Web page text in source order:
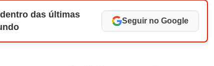
das últimas
Seguir no Google